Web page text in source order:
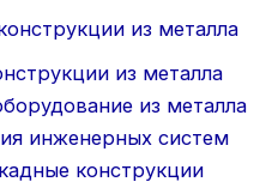
из металла
из металла
из металла
инженерных систем
конструкции